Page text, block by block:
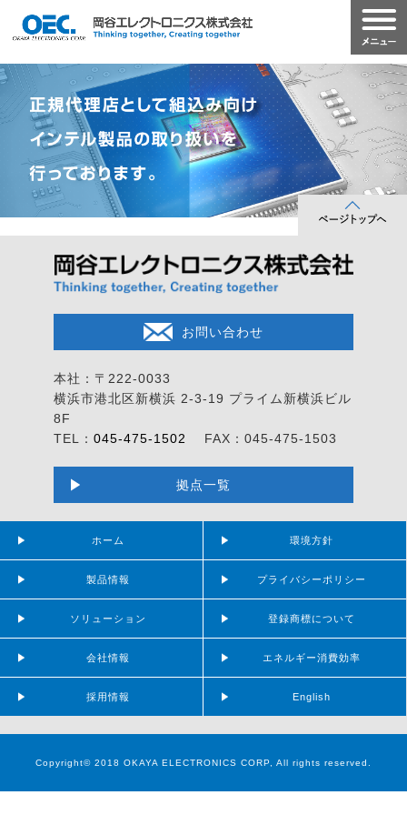
お問い合わせ
本社：〒222-0033
横浜市港北区新横浜 2-3-19 プライム新横浜ビル
8F
TEL： 045-475-1502 FAX：045-475-1503
拠点一覧
ホーム
製品情報
ソリューション
会社情報
採用情報
環境方針
プライバシーポリシー
登録商標について
エネルギー消費効率
English
Copyright© 2018 OKAYA ELECTRONICS CORP, All rights reserved.